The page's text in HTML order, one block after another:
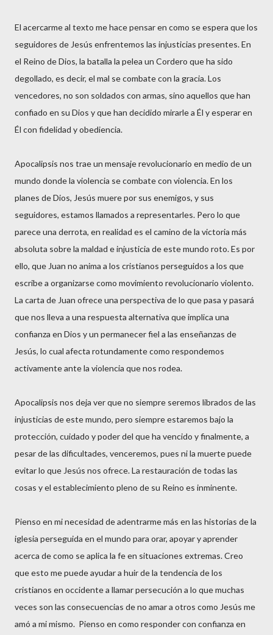
El acercarme al texto me hace pensar en como se espera que los
seguidores de Jesús enfrentemos las injusticias presentes. En
el Reino de Dios, la batalla la pelea un Cordero que ha sido
degollado, es decir, el mal se combate con la gracia. Los
vencedores, no son soldados con armas, sino aquellos que han
confiado en su Dios y que han decidido mirarle a Él y esperar en
Él con fidelidad y obediencia.
Apocalipsis nos trae un mensaje revolucionario en medio de un
mundo donde la violencia se combate con violencia. En los
planes de Dios, Jesús muere por sus enemigos, y sus
seguidores, estamos llamados a representarles. Pero lo que
parece una derrota, en realidad es el camino de la victoria más
absoluta sobre la maldad e injusticia de este mundo roto. Es por
ello, que Juan no anima a los cristianos perseguidos a los que
escribe a organizarse como movimiento revolucionario violento.
La carta de Juan ofrece una perspectiva de lo que pasa y pasará
que nos lleva a una respuesta alternativa que implica una
confianza en Dios y un permanecer fiel a las enseñanzas de
Jesús, lo cual afecta rotundamente como respondemos
activamente ante la violencia que nos rodea.
Apocalipsis nos deja ver que no siempre seremos librados de las
injusticias de este mundo, pero siempre estaremos bajo la
protección, cuidado y poder del que ha vencido y finalmente, a
pesar de las dificultades, venceremos, pues ni la muerte puede
evitar lo que Jesús nos ofrece. La restauración de todas las
cosas y el establecimiento pleno de su Reino es inminente.
Pienso en mi necesidad de adentrarme más en las historias de la
iglesia perseguida en el mundo para orar, apoyar y aprender
acerca de como se aplica la fe en situaciones extremas. Creo
que esto me puede ayudar a huir de la tendencia de los
cristianos en occidente a llamar persecución a lo que muchas
veces son las consecuencias de no amar a otros como Jesús me
amó a mi mismo. Pienso en como responder con confianza en